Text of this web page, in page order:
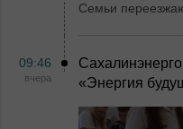
Семьи
09:46
вчера
«Энергия